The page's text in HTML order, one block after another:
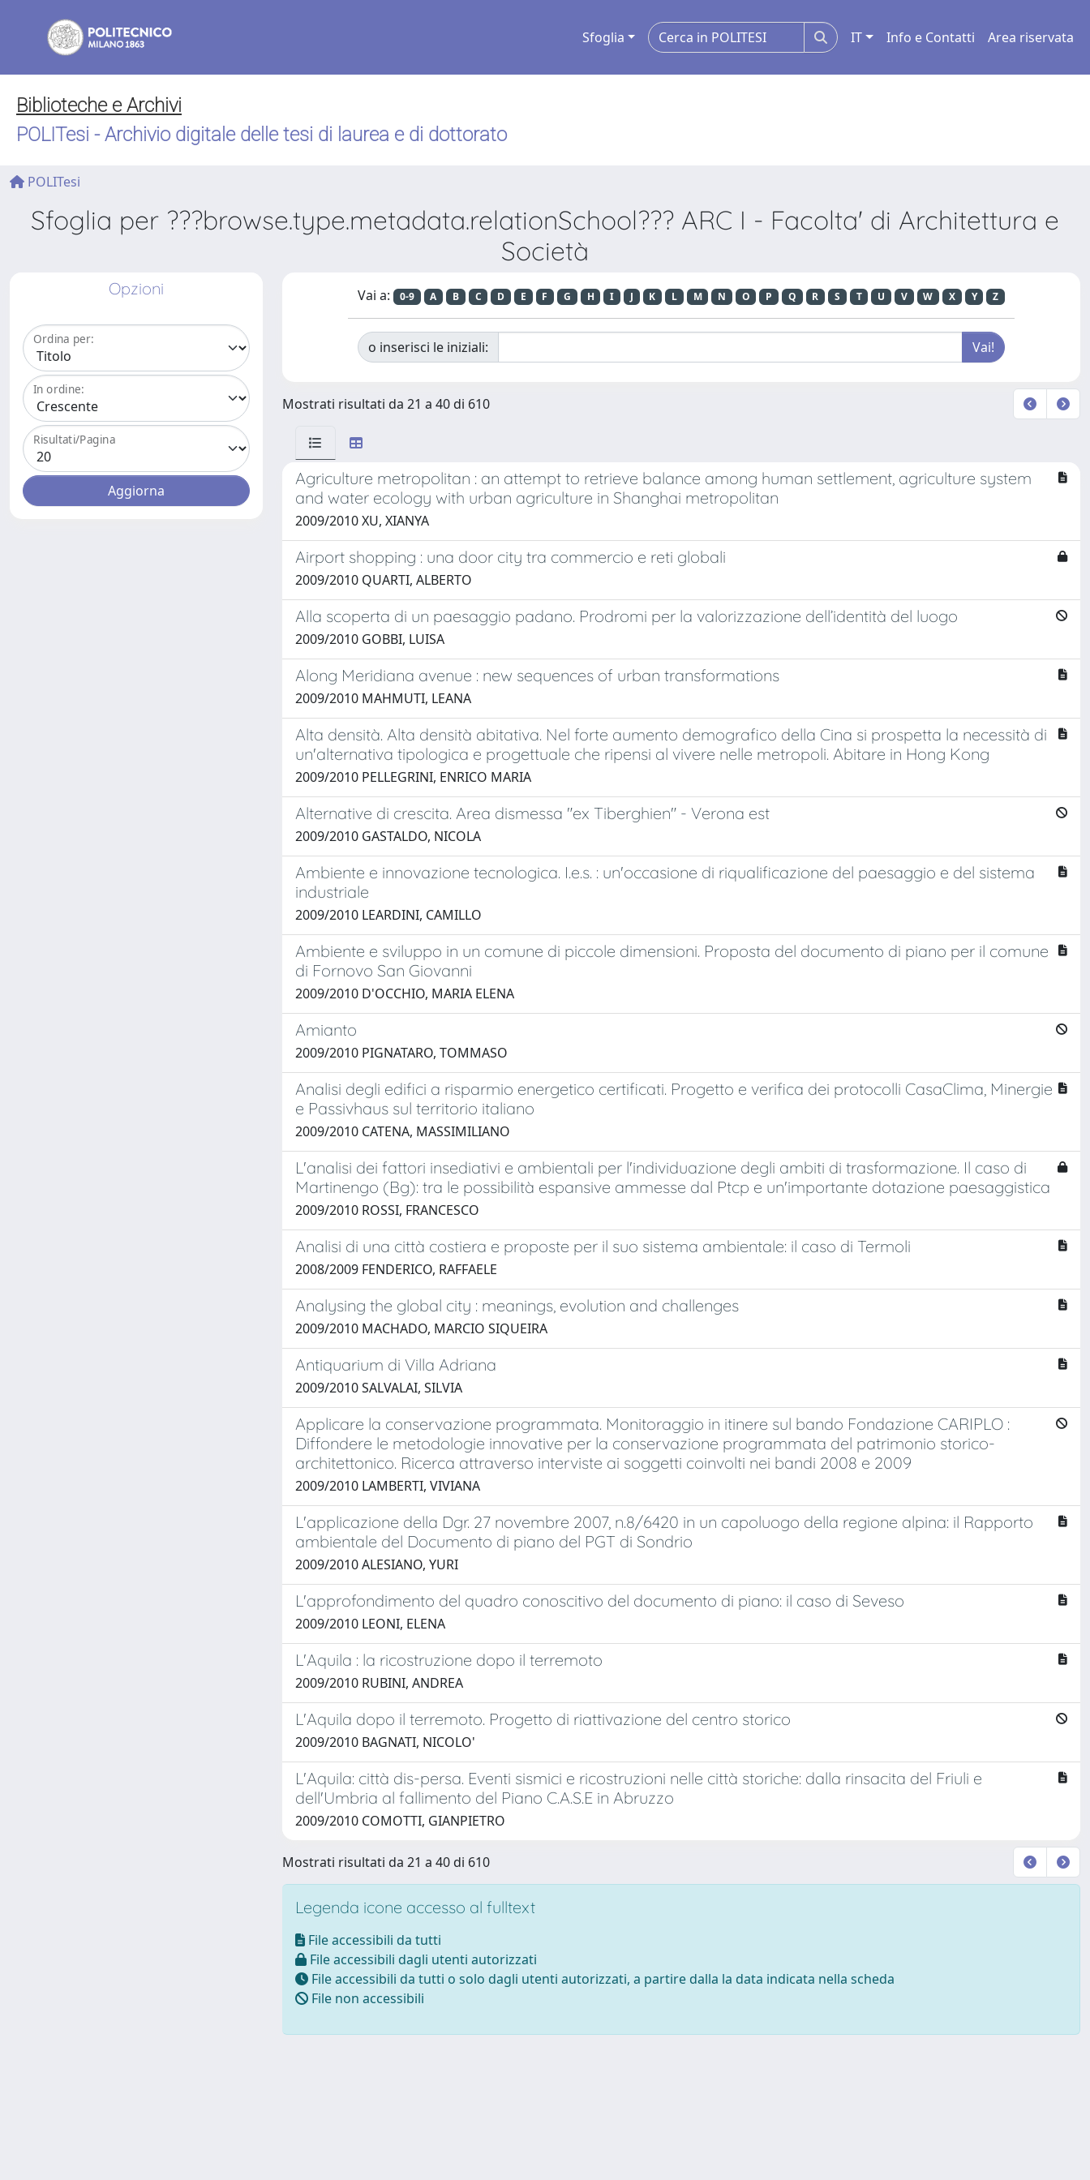
Sfoglia IT Info e Contatti Area riservata
Biblioteche e Archivi
POLITesi - Archivio digitale delle tesi di laurea e di dottorato
POLITesi
Sfoglia per ???browse.type.metadata.relationSchool??? ARC I - Facolta' di Architettura e
Società
Opzioni
Ordina per:
In ordine:
Risultati/Pagina
Vai a: 0-9 A B C D E F G H I J K L M N O P Q R S T U V W X Y Z
o inserisci le iniziali:
Mostrati risultati da 21 a 40 di 610
Agriculture metropolitan : an attempt to retrieve balance among human settlement, agriculture system
and water ecology with urban agriculture in Shanghai metropolitan
2009/2010 XU, XIANYA
Airport shopping : una door city tra commercio e reti globali
2009/2010 QUARTI, ALBERTO
Alla scoperta di un paesaggio padano. Prodromi per la valorizzazione dell’identità del luogo
2009/2010 GOBBI, LUISA
Along Meridiana avenue : new sequences of urban transformations
2009/2010 MAHMUTI, LEANA
Alta densità. Alta densità abitativa. Nel forte aumento demografico della Cina si prospetta la necessità di
un'alternativa tipologica e progettuale che ripensi al vivere nelle metropoli. Abitare in Hong Kong
2009/2010 PELLEGRINI, ENRICO MARIA
Alternative di crescita. Area dismessa "ex Tiberghien" - Verona est
2009/2010 GASTALDO, NICOLA
Ambiente e innovazione tecnologica. I.e.s. : un'occasione di riqualificazione del paesaggio e del sistema
industriale
2009/2010 LEARDINI, CAMILLO
Ambiente e sviluppo in un comune di piccole dimensioni. Proposta del documento di piano per il comune
di Fornovo San Giovanni
2009/2010 D'OCCHIO, MARIA ELENA
Amianto
2009/2010 PIGNATARO, TOMMASO
Analisi degli edifici a risparmio energetico certificati. Progetto e verifica dei protocolli CasaClima, Minergie
e Passivhaus sul territorio italiano
2009/2010 CATENA, MASSIMILIANO
L'analisi dei fattori insediativi e ambientali per l'individuazione degli ambiti di trasformazione. Il caso di
Martinengo (Bg): tra le possibilità espansive ammesse dal Ptcp e un'importante dotazione paesaggistica
2009/2010 ROSSI, FRANCESCO
Analisi di una città costiera e proposte per il suo sistema ambientale: il caso di Termoli
2008/2009 FENDERICO, RAFFAELE
Analysing the global city : meanings, evolution and challenges
2009/2010 MACHADO, MARCIO SIQUEIRA
Antiquarium di Villa Adriana
2009/2010 SALVALAI, SILVIA
Applicare la conservazione programmata. Monitoraggio in itinere sul bando Fondazione CARIPLO :
Diffondere le metodologie innovative per la conservazione programmata del patrimonio storico-
architettonico. Ricerca attraverso interviste ai soggetti coinvolti nei bandi 2008 e 2009
2009/2010 LAMBERTI, VIVIANA
L'applicazione della Dgr. 27 novembre 2007, n.8/6420 in un capoluogo della regione alpina: il Rapporto
ambientale del Documento di piano del PGT di Sondrio
2009/2010 ALESIANO, YURI
L'approfondimento del quadro conoscitivo del documento di piano: il caso di Seveso
2009/2010 LEONI, ELENA
L'Aquila : la ricostruzione dopo il terremoto
2009/2010 RUBINI, ANDREA
L'Aquila dopo il terremoto. Progetto di riattivazione del centro storico
2009/2010 BAGNATI, NICOLO'
L'Aquila: città dis-persa. Eventi sismici e ricostruzioni nelle città storiche: dalla rinsacita del Friuli e
dell'Umbria al fallimento del Piano C.A.S.E in Abruzzo
2009/2010 COMOTTI, GIANPIETRO
Mostrati risultati da 21 a 40 di 610
Legenda icone accesso al fulltext
File accessibili da tutti
File accessibili dagli utenti autorizzati
File accessibili da tutti o solo dagli utenti autorizzati, a partire dalla la data indicata nella scheda
File non accessibili